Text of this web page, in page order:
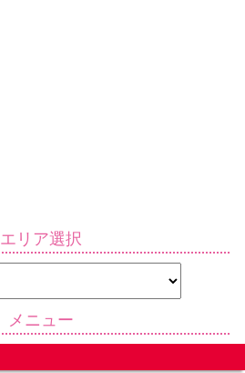
エリア選択
メニュー